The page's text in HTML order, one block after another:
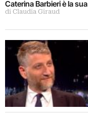
Caterina Barbieri è la sua
nuova direttrice
di Claudia Giraud